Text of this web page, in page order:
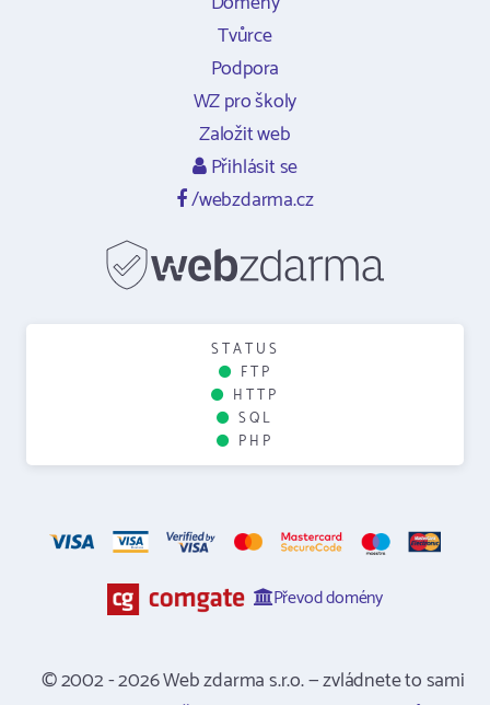
Tvůrce
Podpora
WZ pro školy
Založit web
Přihlásit se
/webzdarma.cz
STATUS
FTP
HTTP
SQL
PHP
Převod domény
© 2002 - 2026 Web zdarma s.r.o. — zvládnete to sami